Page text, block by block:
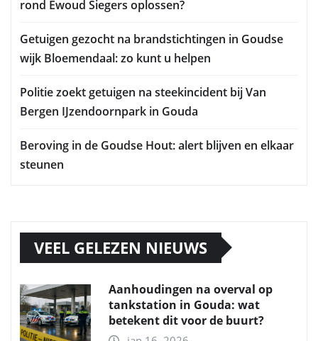
rond Ewoud Siegers oplossen?
Getuigen gezocht na brandstichtingen in Goudse
wijk Bloemendaal: zo kunt u helpen
Politie zoekt getuigen na steekincident bij Van
Bergen IJzendoornpark in Gouda
Beroving in de Goudse Hout: alert blijven en elkaar
steunen
VEEL GELEZEN NIEUWS
Aanhoudingen na overval op
tankstation in Gouda: wat
betekent dit voor de buurt?